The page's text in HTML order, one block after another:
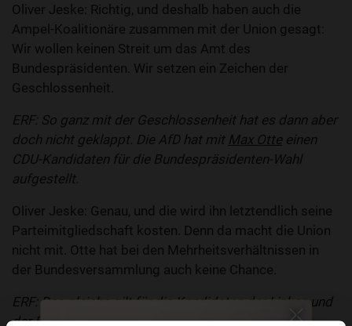
Oliver Jeske: Richtig, und deshalb haben auch die
Ampel-Koalitionäre zusammen mit der Union gesagt:
Wir wollen keinen Streit um das Amt des
Bundespräsidenten. Wir setzen ein Zeichen der
Geschlossenheit.
ERF: So ganz mit der Geschlossenheit hat es dann aber
doch nicht geklappt. Die AfD hat mit Max Otte einen
CDU-Kandidaten für die Bundespräsidenten-Wahl
aufgestellt.
Oliver Jeske: Genau, und die wird ihn letztendlich seine
Parteimitgliedschaft kosten. Denn da macht die Union
nicht mit. Otte hat bei den Mehrheitsverhältnissen in
der Bundesversammlung auch keine Chance.
ERF: Das gleiche gilt für die Kandidaten der Linken und
der Freien Wähler.